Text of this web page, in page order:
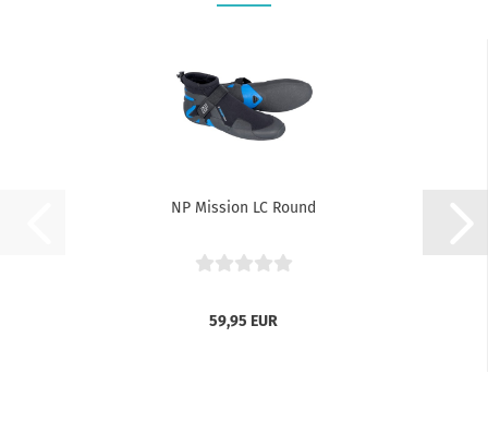
NP Mission LC Round
59,95 EUR